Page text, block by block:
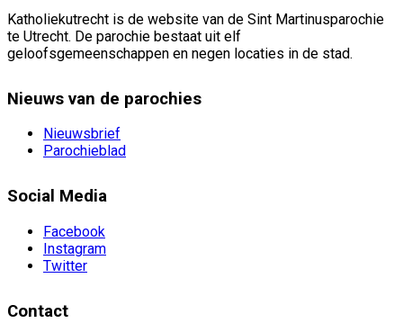
Katholiekutrecht is de website van de Sint Martinusparochie
te Utrecht. De parochie bestaat uit elf
geloofsgemeenschappen en negen locaties in de stad.
Nieuws van de parochies
Nieuwsbrief
Parochieblad
Social Media
Facebook
Instagram
Twitter
Contact